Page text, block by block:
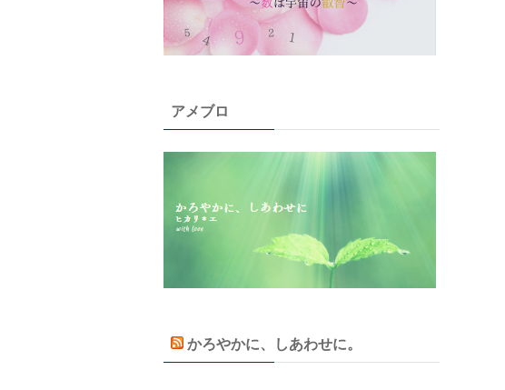
アメブロ
かろやかに、しあわせに。